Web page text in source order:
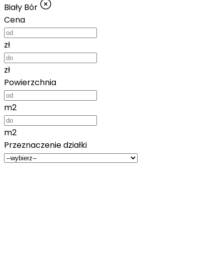
Biały Bór
Cena
zł
zł
Powierzchnia
m2
m2
Przeznaczenie działki